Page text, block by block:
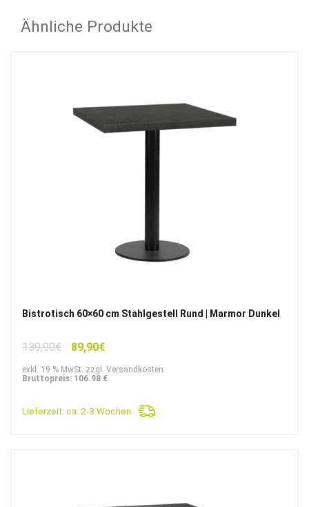
Ähnliche Produkte
Bistrotisch 60×60 cm Stahlgestell Rund | Marmor Dunkel
139,90€
Ursprünglicher
war:
89,90€Aktueller
ist:
exkl. 19 % MwSt. zzgl. Versandkosten
Bruttopreis: 106.98 €
Lieferzeit: ca. 2-3 Wochen